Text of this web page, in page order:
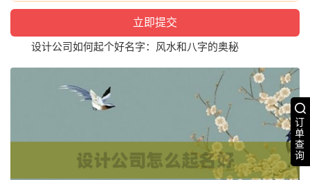
订
单
查
询
设计公司如何起个好名字：风水和八字的奥秘